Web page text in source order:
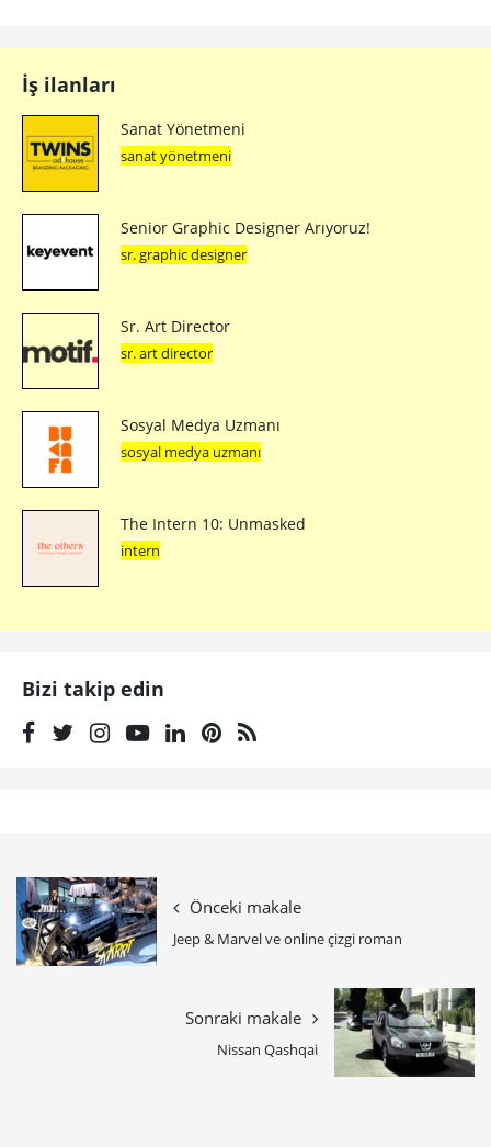
İş ilanları
Sanat Yönetmeni
sanat yönetmeni
Senior Graphic Designer Arıyoruz!
sr. graphic designer
Sr. Art Director
sr. art director
Sosyal Medya Uzmanı
sosyal medya uzmanı
The Intern 10: Unmasked
intern
Bizi takip edin
Önceki makale
Jeep & Marvel ve online çizgi roman
Sonraki makale
Nissan Qashqai